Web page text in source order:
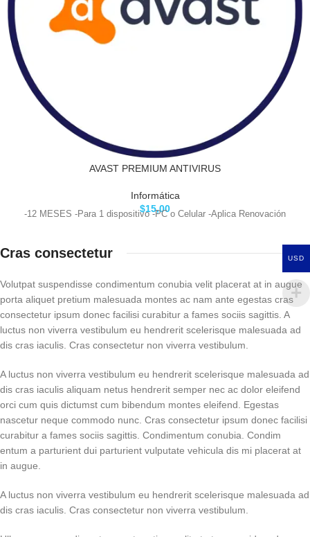
AVAST PREMIUM ANTIVIRUS
Informática
$15,00
-12 MESES -Para 1 dispositivo -PC o Celular -Aplica Renovación
Cras consectetur
Volutpat suspendisse condimentum conubia velit placerat at in augue
porta aliquet pretium malesuada montes ac nam ante egestas cras
consectetur ipsum donec facilisi curabitur a fames sociis sagittis. A
luctus non viverra vestibulum eu hendrerit scelerisque malesuada ad
dis cras iaculis. Cras consectetur non viverra vestibulum.
A luctus non viverra vestibulum eu hendrerit scelerisque malesuada ad
dis cras iaculis aliquam netus hendrerit semper nec ac dolor eleifend
orci cum quis dictumst cum bibendum montes eleifend. Egestas
nascetur neque commodo nunc. Cras consectetur ipsum donec facilisi
curabitur a fames sociis sagittis. Condimentum conubia. Condim
entum a parturient dui parturient vulputate vehicula dis mi placerat at
in augue.
A luctus non viverra vestibulum eu hendrerit scelerisque malesuada ad
dis cras iaculis. Cras consectetur non viverra vestibulum.
USD